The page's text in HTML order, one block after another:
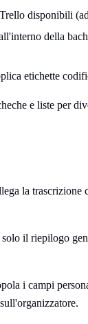
disponibili
della
etichette
e liste per
la trascrizione
il riepilogo
i campi